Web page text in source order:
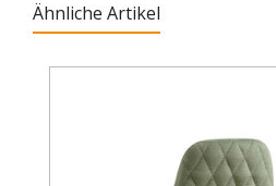
Ähnliche Artikel